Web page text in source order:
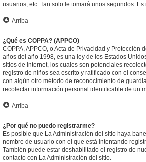
usuarios, etc. Tan solo le tomará unos segundos.
Arriba
¿Qué es COPPA? (APPCO)
COPPA, APPCO, o Acta de Privacidad y Protección
años del año 1998, es una ley de los Estados
sitios de Internet, los cuales son potenciales
registro de niños sea escrito y ratificado con el
con algún otro método de reconocimiento de
recolectar información personal identificable de un
Arriba
¿Por qué no puedo registrarme?
Es posible que La Administración del sitio haya
nombre de usuario con el que está intentando
También puede estar deshabilitado el registro de
contacto con La Administración del sitio.